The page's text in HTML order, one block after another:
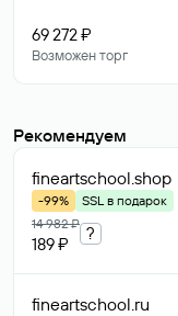
69 272 ₽
Возможен торг
Рекомендуем
fineartschool.shop
-99%
SSL в подарок
14 982 ₽
189 ₽
?
fineartschool.ru